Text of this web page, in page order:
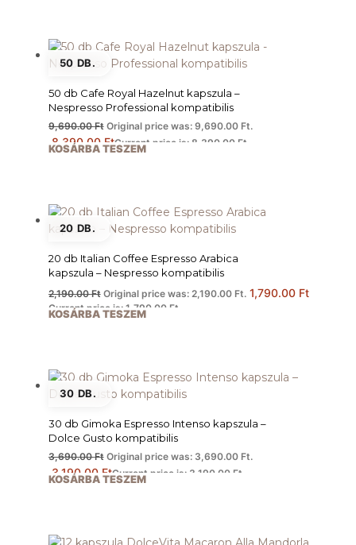
50 DB.
50 db Cafe Royal Hazelnut kapszula –
Nespresso Professional kompatibilis
9,690.00Ft Original price was: 9,690.00 Ft.
8,390.00FtCurrent price is: 8,390.00 Ft.
KOSÁRBA TESZEM
20 DB.
20 db Italian Coffee Espresso Arabica
kapszula – Nespresso kompatibilis
2,190.00Ft Original price was: 2,190.00 Ft. 1,790.00 Ft
Current price is: 1,790.00 Ft.
KOSÁRBA TESZEM
30 DB.
30 db Gimoka Espresso Intenso kapszula –
Dolce Gusto kompatibilis
3,690.00Ft Original price was: 3,690.00 Ft.
3,190.00 FtCurrent price is: 3,190.00 Ft.
KOSÁRBA TESZEM